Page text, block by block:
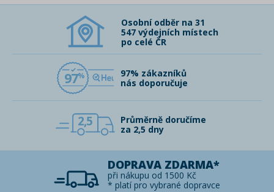
Osobní odběr na 31
547 výdejních místech
po celé ČR
97
97% zákazníků
nás doporučuje
2,5
Průměrně doručíme
za 2,5 dny
DOPRAVA ZDARMA*
při nákupu od 1500 Kč
* platí pro vybrané dopravce